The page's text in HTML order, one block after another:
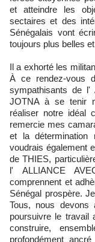
et atteindre les
sectaires et des
Sénégalais vont
toujours plus belles
Il a exhorté les
À ce rendez-vous
sympathisants de l'
JOTNA à se tenir
réaliser notre idéal
remercie mes
et la
voudrais également
de THIES,
l' ALLIANCE
comprennent et
Sénégal prospère.
Tous, nous
poursuivre le travail
construire,
profondément